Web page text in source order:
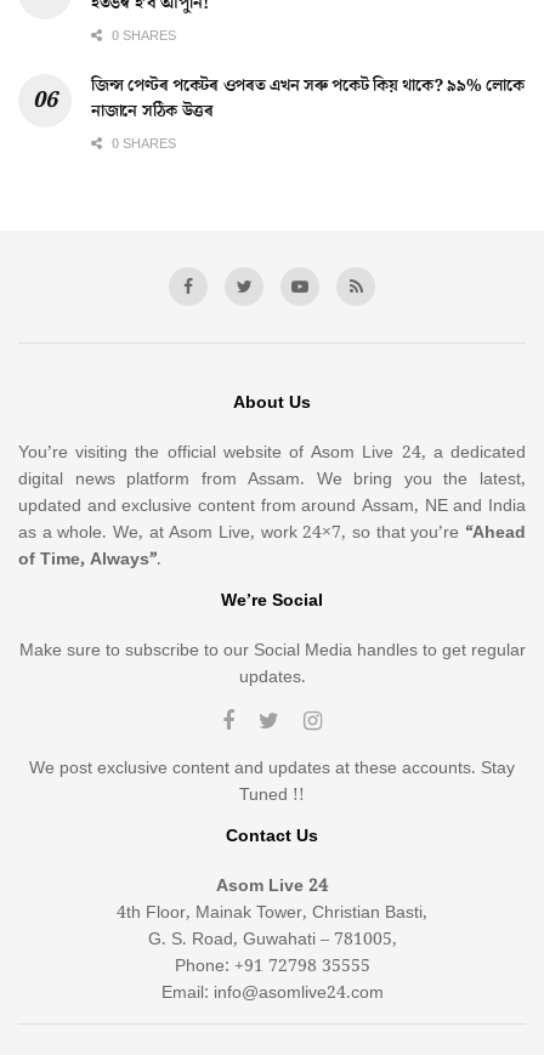
0 SHARES
জিন্স পেণ্টৰ পকেটৰ ওপৰত এখন সৰু পকেট কিয় থাকে? ৯৯% লোকে
নাজানে সঠিক উত্তৰ
0 SHARES
About Us
You’re visiting the official website of Asom Live 24, a dedicated
digital news platform from Assam. We bring you the latest,
updated and exclusive content from around Assam, NE and India
as a whole. We, at Asom Live, work 24×7, so that you’re “Ahead
of Time, Always”.
We’re Social
Make sure to subscribe to our Social Media handles to get regular
updates.
We post exclusive content and updates at these accounts. Stay
Tuned !!
Contact Us
Asom Live 24
4th Floor, Mainak Tower, Christian Basti,
G. S. Road, Guwahati – 781005,
Phone: +91 72798 35555
Email: info@asomlive24.com